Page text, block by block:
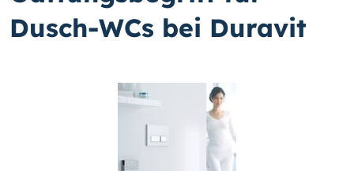
Dusch-WCs bei Duravit